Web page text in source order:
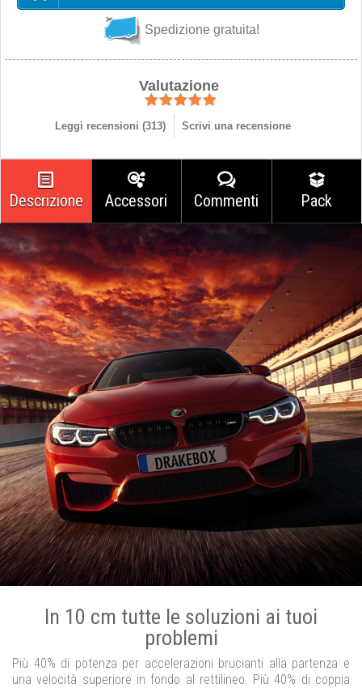
Spedizione gratuita!
Valutazione
Leggi recensioni (313) Scrivi una recensione
Descrizione Accessori Commenti Pack
In 10 cm tutte le soluzioni ai tuoi
problemi
Più 40% di potenza per accelerazioni brucianti alla partenza e
una velocità superiore in fondo al rettilineo. Più 40% di coppia